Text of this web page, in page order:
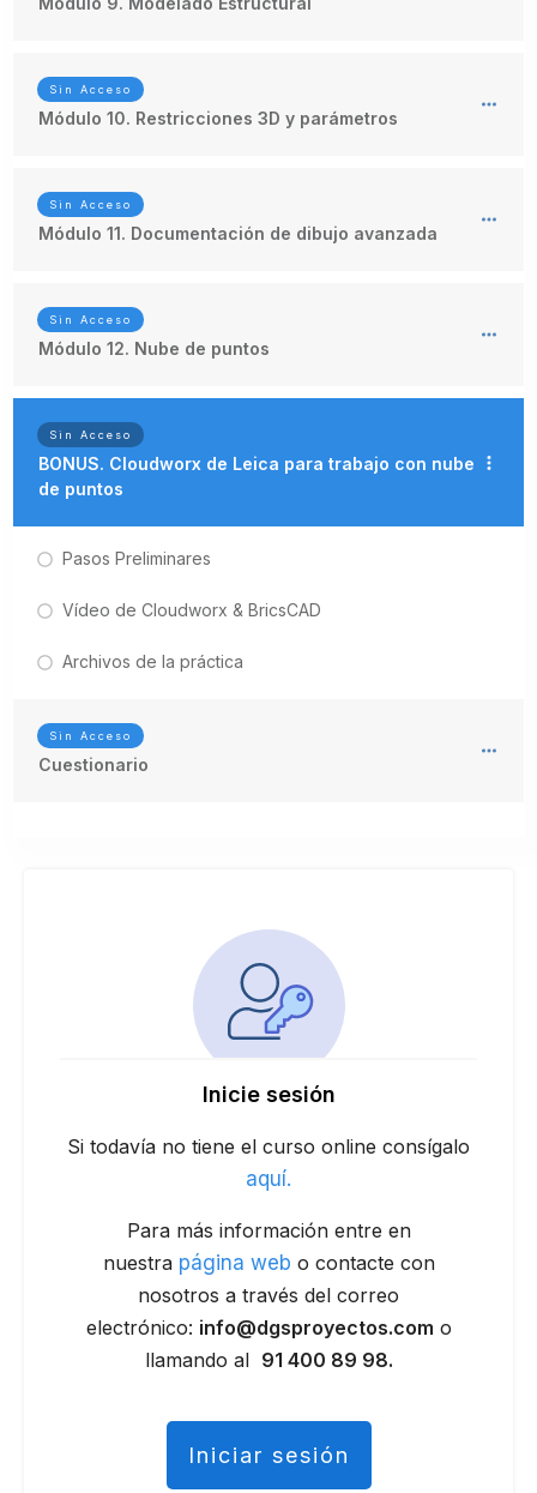
Inicie sesión
Si todavía no tiene el curso online consígalo
aquí.
Para más información entre en
nuestrapágina web o contacte con
nosotros a través del correo
electrónico: info@dgsproyectos.com o
llamando al 91 400 89 98.
Iniciar sesión
Sin Acceso
Módulo 10. Restricciones 3D y parámetros
Sin Acceso
Módulo 11. Documentación de dibujo avanzada
Sin Acceso
Módulo 12. Nube de puntos
Sin Acceso
BONUS. Cloudworx de Leica para trabajo con nube
de puntos
Pasos Preliminares
Vídeo de Cloudworx & BricsCAD
Archivos de la práctica
Sin Acceso
Cuestionario